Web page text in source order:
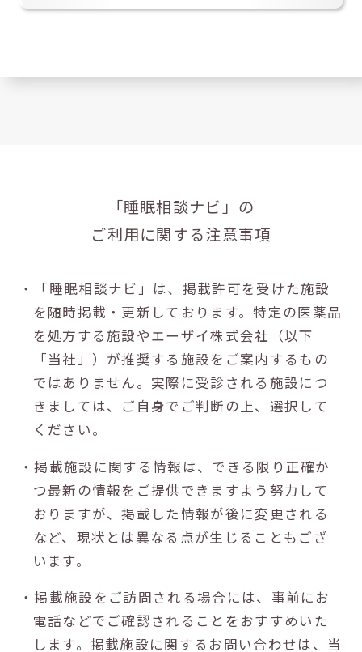
「睡眠相談ナビ」の
ご利用に関する注意事項
・「睡眠相談ナビ」は、掲載許可を受けた施設
を随時掲載・更新しております。特定の医薬品
を処方する施設やエーザイ株式会社（以下
「当社」）が推奨する施設をご案内するもの
ではありません。実際に受診される施設につ
きましては、ご自身でご判断の上、選択して
ください。
・掲載施設に関する情報は、できる限り正確か
つ最新の情報をご提供できますよう努力して
おりますが、掲載した情報が後に変更される
など、現状とは異なる点が生じることもござ
います。
・掲載施設をご訪問される場合には、事前にお
電話などでご確認されることをおすすめいた
します。掲載施設に関するお問い合わせは、当